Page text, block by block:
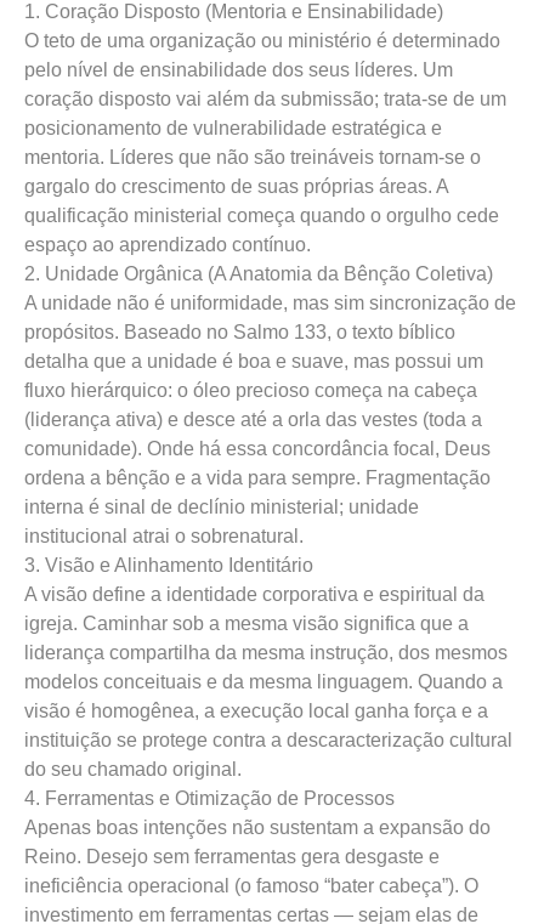
1. Coração Disposto (Mentoria e Ensinabilidade)
O teto de uma organização ou ministério é determinado
pelo nível de ensinabilidade dos seus líderes. Um
coração disposto vai além da submissão; trata-se de um
posicionamento de vulnerabilidade estratégica e
mentoria. Líderes que não são treináveis tornam-se o
gargalo do crescimento de suas próprias áreas. A
qualificação ministerial começa quando o orgulho cede
espaço ao aprendizado contínuo.
2. Unidade Orgânica (A Anatomia da Bênção Coletiva)
A unidade não é uniformidade, mas sim sincronização de
propósitos. Baseado no Salmo 133, o texto bíblico
detalha que a unidade é boa e suave, mas possui um
fluxo hierárquico: o óleo precioso começa na cabeça
(liderança ativa) e desce até a orla das vestes (toda a
comunidade). Onde há essa concordância focal, Deus
ordena a bênção e a vida para sempre. Fragmentação
interna é sinal de declínio ministerial; unidade
institucional atrai o sobrenatural.
3. Visão e Alinhamento Identitário
A visão define a identidade corporativa e espiritual da
igreja. Caminhar sob a mesma visão significa que a
liderança compartilha da mesma instrução, dos mesmos
modelos conceituais e da mesma linguagem. Quando a
visão é homogênea, a execução local ganha força e a
instituição se protege contra a descaracterização cultural
do seu chamado original.
4. Ferramentas e Otimização de Processos
Apenas boas intenções não sustentam a expansão do
Reino. Desejo sem ferramentas gera desgaste e
ineficiência operacional (o famoso “bater cabeça”). O
investimento em ferramentas certas — sejam elas de